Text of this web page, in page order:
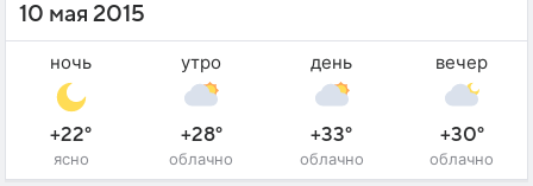
10 мая 2015
ночь
+22°
ясно
утро
+28°
облачно
день
+33°
облачно
вечер
+30°
облачно